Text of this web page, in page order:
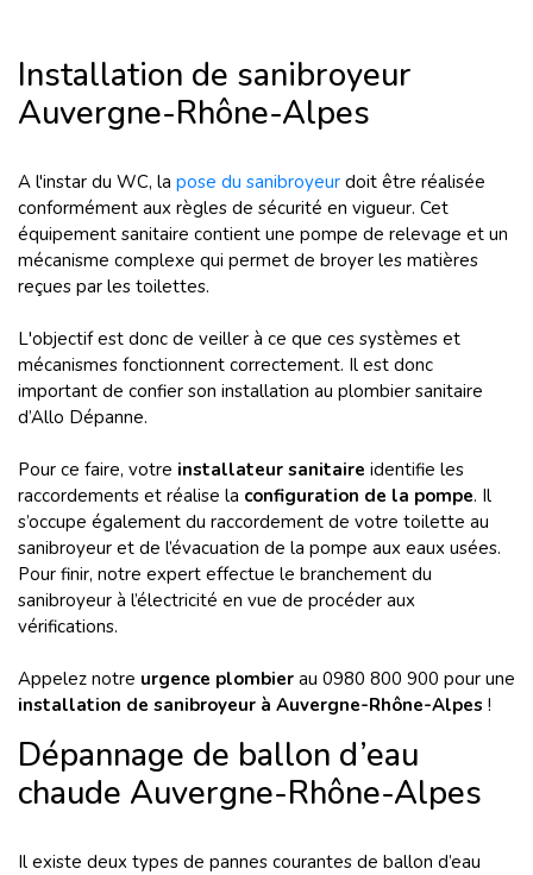
Installation de sanibroyeur
Auvergne-Rhône-Alpes
A l'instar du WC, la pose du sanibroyeur doit être réalisée
conformément aux règles de sécurité en vigueur. Cet
équipement sanitaire contient une pompe de relevage et un
mécanisme complexe qui permet de broyer les matières
reçues par les toilettes.
L'objectif est donc de veiller à ce que ces systèmes et
mécanismes fonctionnent correctement. Il est donc
important de confier son installation au plombier sanitaire
d’Allo Dépanne.
Pour ce faire, votre installateur sanitaire identifie les
raccordements et réalise la configuration de la pompe. Il
s’occupe également du raccordement de votre toilette au
sanibroyeur et de l’évacuation de la pompe aux eaux usées.
Pour finir, notre expert effectue le branchement du
sanibroyeur à l’électricité en vue de procéder aux
vérifications.
Appelez notre urgence plombier au 0980 800 900 pour une
installation de sanibroyeur à Auvergne-Rhône-Alpes !
Dépannage de ballon d’eau
chaude Auvergne-Rhône-Alpes
Il existe deux types de pannes courantes de ballon d’eau